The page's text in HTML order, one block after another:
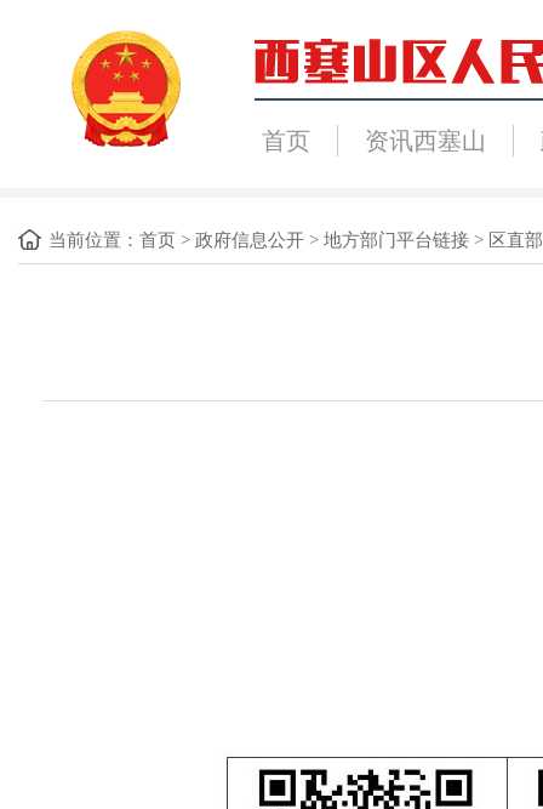
首页 资讯西塞山
当前位置： 首页 > 政府信息公开 > 地方部门平台链接 > 区直